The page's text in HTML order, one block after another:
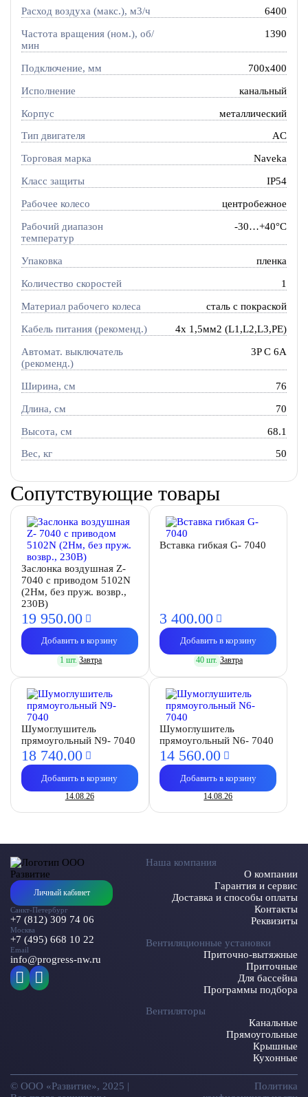
Расход воздуха (макс.), м3/ч 6400
Частота вращения (ном.), об/
мин
1390
Подключение, мм 700x400
Исполнение канальный
Корпус металлический
Тип двигателя AC
Торговая марка Naveka
Класс защиты IP54
Рабочее колесо центробежное
Рабочий диапазон
температур
-30…+40°C
Упаковка пленка
Количество скоростей 1
Материал рабочего колеса сталь с покраской
Кабель питания (рекоменд.) 4х 1,5мм2 (L1,L2,L3,PE)
Автомат. выключатель
(рекоменд.)
3P C 6A
Ширина, см 76
Длина, см 70
Высота, см 68.1
Вес, кг 50
Сопутствующие товары
Заслонка воздушная Z-
7040 с приводом 5102N
(2Нм, без пруж. возвр.,
230В)
19 950.00
Добавить в корзину
1 шт. Завтра
Вставка гибкая G- 7040
3 400.00
Добавить в корзину
40 шт. Завтра
Шумоглушитель
прямоугольный N9- 7040
18 740.00
Добавить в корзину
14.08.26
Шумоглушитель
прямоугольный N6- 7040
14 560.00
Добавить в корзину
14.08.26
Личный кабинет
Санкт-Петербург
+7 (812) 309 74 06
Москва
+7 (495) 668 10 22
Email
info@progress-nw.ru
Наша компания
О компании
Гарантия и сервис
Доставка и способы оплаты
Контакты
Реквизиты
Вентиляционные установки
Приточно-вытяжные
Приточные
Для бассейна
Программы подбора
Вентиляторы
Канальные
Прямоугольные
Крышные
Кухонные
© ООО «Развитие», 2025 |
Политика